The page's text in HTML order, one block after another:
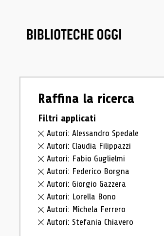
Raffina la ricerca
Filtri applicati
Autori: Alessandro Spedale
Autori: Claudia Filippazzi
Autori: Fabio Guglielmi
Autori: Federico Borgna
Autori: Giorgio Gazzera
Autori: Lorella Bono
Autori: Michela Ferrero
Autori: Stefania Chiavero